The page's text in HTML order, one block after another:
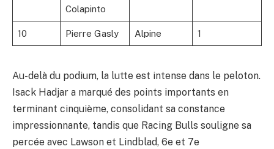
Colapinto
10 Pierre Gasly Alpine 1
Au-delà du podium, la lutte est intense dans le peloton.
Isack Hadjar a marqué des points importants en
terminant cinquième, consolidant sa constance
impressionnante, tandis que Racing Bulls souligne sa
percée avec Lawson et Lindblad, 6e et 7e